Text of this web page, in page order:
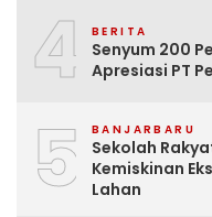
4 BERITA
Senyum 200
Apresiasi PT
5 BANJARBARU
Sekolah
Kemiskinan
Lahan